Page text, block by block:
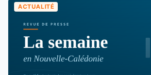
ACTUALITÉ